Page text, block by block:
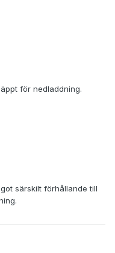
för nedladdning.
särskilt förhållande till